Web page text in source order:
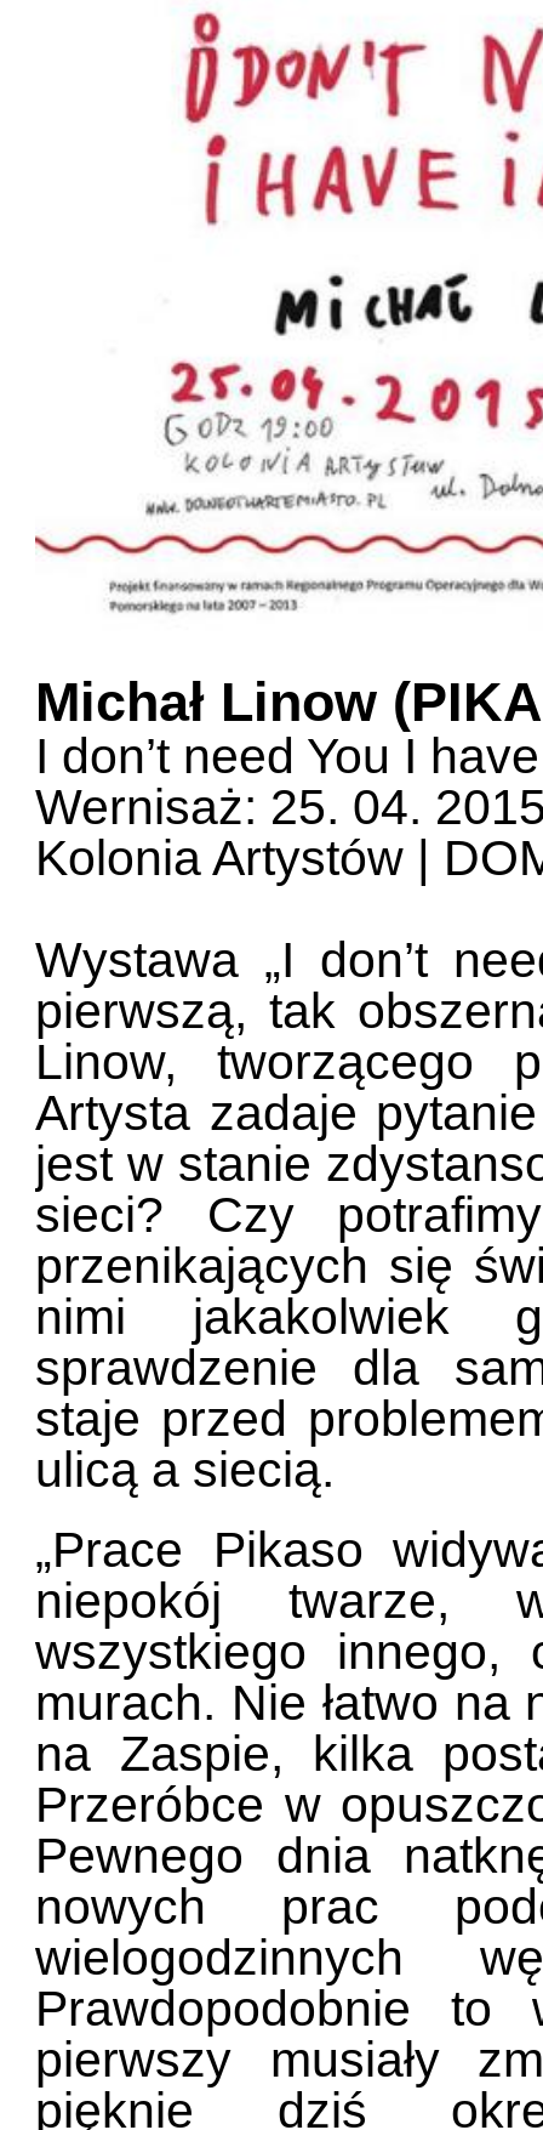
Michał Linow
I don’t need You I
Wernisaż: 25. 04.
Kolonia Artystów |
Wystawa „I don’t
pierwszą, tak
Linow, tworzącego
Artysta zadaje
jest w stanie
sieci? Czy
przenikających się
nimi jakakolwiek
sprawdzenie dla
staje przed
ulicą a siecią.
„Prace Pikaso
niepokój twarze,
wszystkiego innego,
murach. Nie łatwo na
na Zaspie, kilka
Przeróbce w
Pewnego dnia
nowych prac
wielogodzinnych
Prawdopodobnie
pierwszy musiały
pięknie dziś